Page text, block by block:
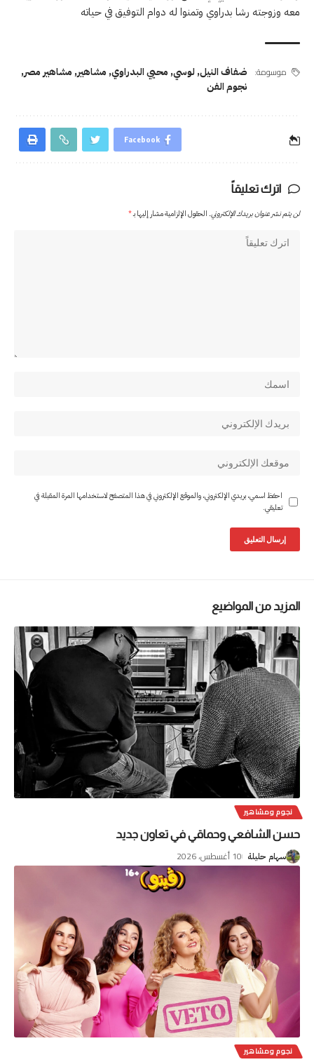
معه وزوجته رشا بدراوي وتمنوا له دوام التوفيق في حياته
موسومة: ضفاف النيل,لوسي, محيي البدراوي, مشاهير, مشاهير مصر,
نجوم الفن
Facebook
اترك تعليقاً
لن يتم نشر عنوان بريدك الإلكتروني. الحقول الإلزامية مشار إليها بـ*
احفظ اسمي، بريدي الإلكتروني، والموقع الإلكتروني في هذا المتصفح لاستخدامها المرة المقبلة في
تعليقي.
المزيد من المواضيع
نجوم ومشاهير
حسن الشافعي وحماقي في تعاون جديد
سهام حليلة 10 أغسطس، 2026
نجوم ومشاهير